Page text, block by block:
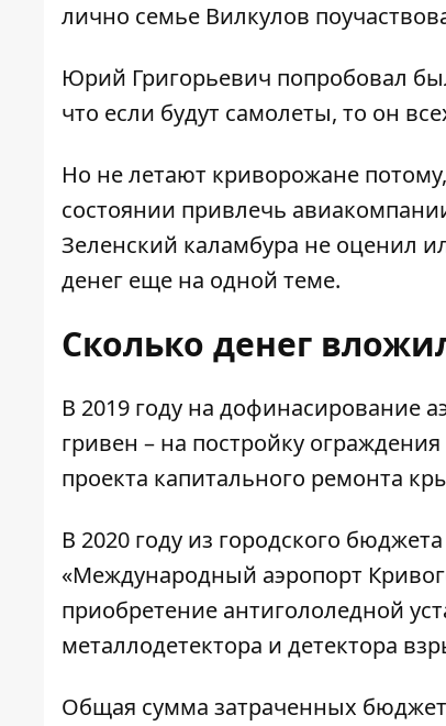
лично семье Вилкулов
Юрий Григорьевич попробовал
что если будут самолеты, то он
Но не летают криворожане
состоянии привлечь
Зеленский каламбура не оценил
денег еще на одной теме.
Сколько денег
В 2019 году на дофинасирование
гривен – на постройку ограждения
проекта капитального ремонта
В 2020 году из городского
«Международный аэропорт
приобретение антигололедной
металлодетектора и детектора
Общая сумма затраченных